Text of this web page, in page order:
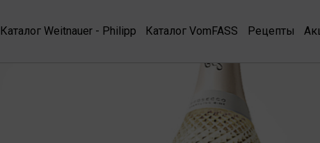
Каталог Weitnauer - Philipp Каталог VomFASS Рецепты